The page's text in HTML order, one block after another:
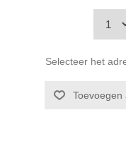
Selecteer het